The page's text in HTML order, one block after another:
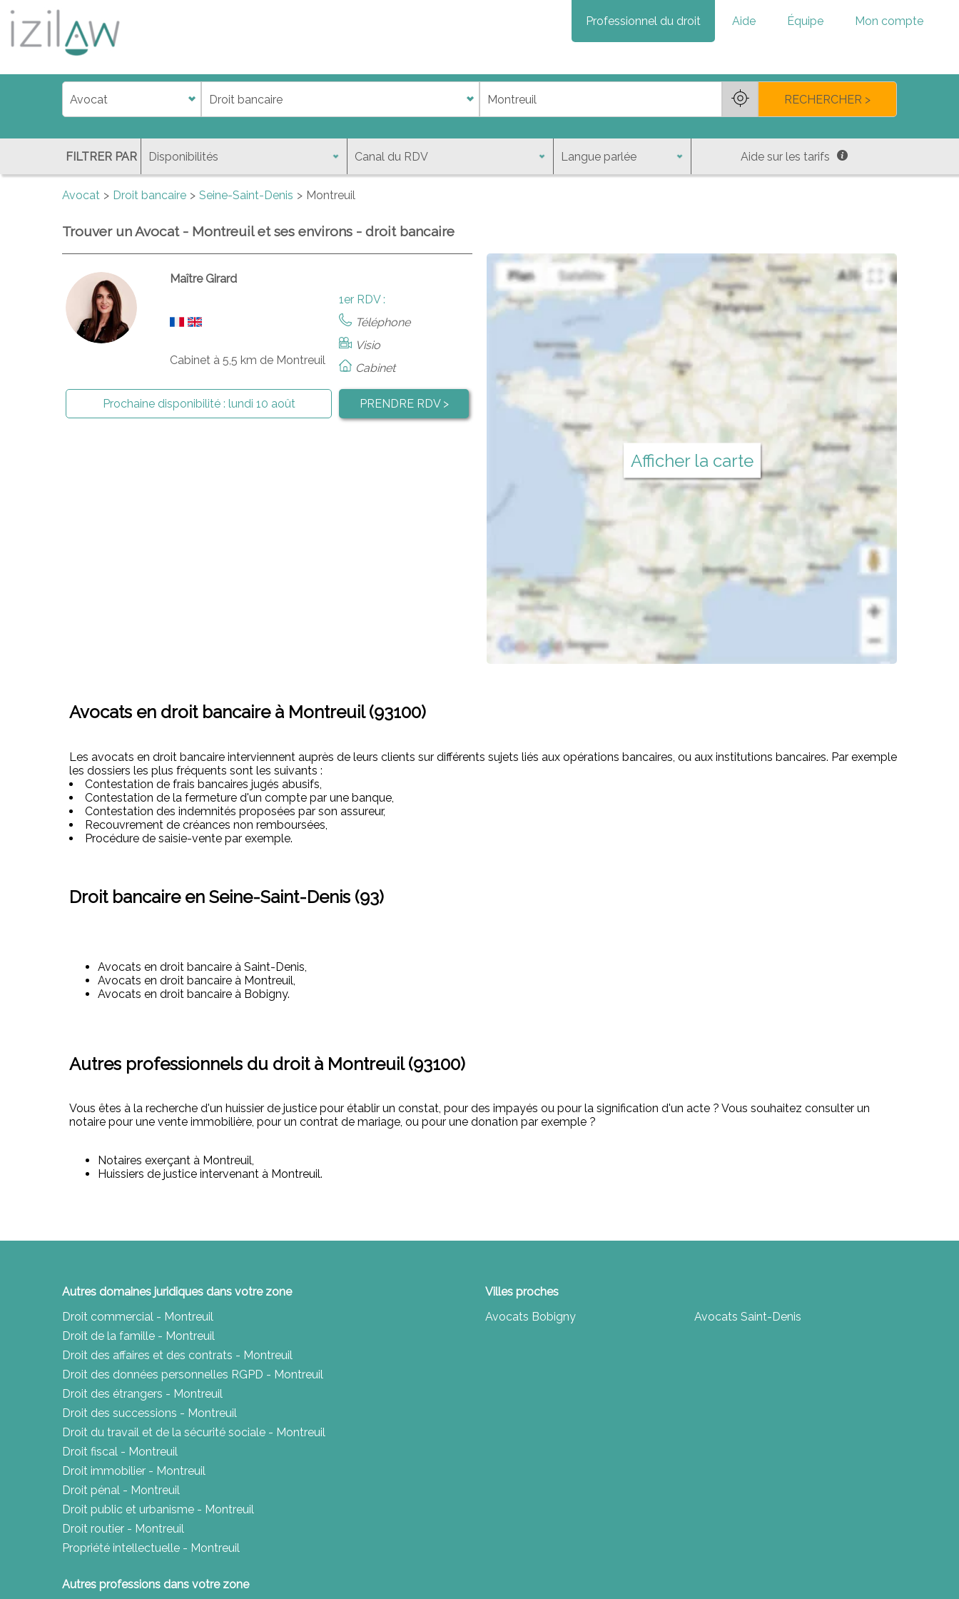
Professionnel du droit Aide Équipe Mon compte
jdadi
fl
RECHERCHER >
FILTRER PAR Aide sur les tarifs
Avocat Droit bancaire Seine-Saint-Denis Montreuil
Trouver un Avocat - Montreuil et ses environs - droit bancaire
Maître Girard
Cabinet à 5,5 km de Montreuil
1er RDV :
Téléphone
Visio
Cabinet
Prochaine disponibilité : lundi 10 août PRENDRE RDV >
Afficher la carte
Avocats en droit bancaire à Montreuil (93100)
Les avocats en droit bancaire interviennent auprès de leurs clients sur différents sujets liés aux opérations bancaires, ou aux institutions bancaires. Par exemple
les dossiers les plus fréquents sont les suivants :
Contestation de frais bancaires jugés abusifs,
Contestation de la fermeture d'un compte par une banque,
Contestation des indemnités proposées par son assureur,
Recouvrement de créances non remboursées,
Procédure de saisie-vente par exemple.
Droit bancaire en Seine-Saint-Denis (93)
Avocats en droit bancaire à Saint-Denis,
Avocats en droit bancaire à Montreuil,
Avocats en droit bancaire à Bobigny.
Autres professionnels du droit à Montreuil (93100)
Vous êtes à la recherche d'un huissier de justice pour établir un constat, pour des impayés ou pour la signification d'un acte ? Vous souhaitez consulter un
notaire pour une vente immobilière, pour un contrat de mariage, ou pour une donation par exemple ?
Notaires exerçant à Montreuil,
Huissiers de justice intervenant à Montreuil.
Autres domaines juridiques dans votre zone
Droit commercial - Montreuil
Droit de la famille - Montreuil
Droit des affaires et des contrats - Montreuil
Droit des données personnelles RGPD - Montreuil
Droit des étrangers - Montreuil
Droit des successions - Montreuil
Droit du travail et de la sécurité sociale - Montreuil
Droit fiscal - Montreuil
Droit immobilier - Montreuil
Droit pénal - Montreuil
Droit public et urbanisme - Montreuil
Droit routier - Montreuil
Propriété intellectuelle - Montreuil
Autres professions dans votre zone
Villes proches
Avocats Bobigny
Avocats Saint-Denis